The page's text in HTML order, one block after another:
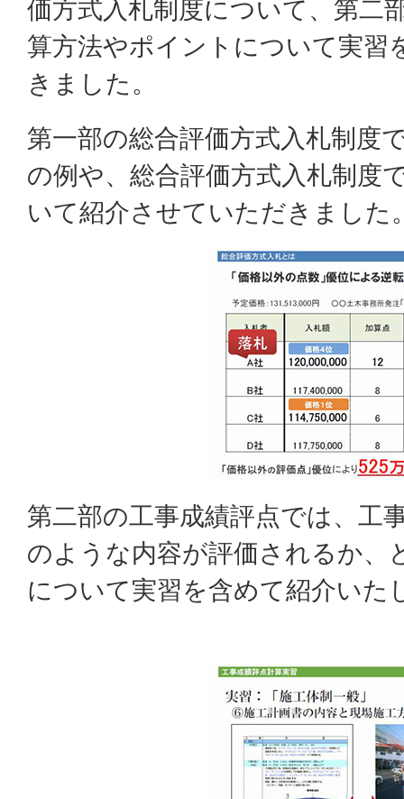
価方式入札制度について、第二
算方法やポイントについて実習
きました。
第一部の総合評価方式入札制度
の例や、総合評価方式入札制度
いて紹介させていただきました
第二部の工事成績評点では、工
のような内容が評価されるか、
について実習を含めて紹介いた